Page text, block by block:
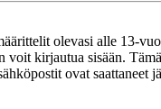
olevasi alle 13-
voit kirjautua sisään.
ovat saattaneet